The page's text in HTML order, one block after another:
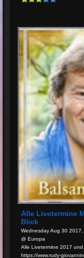
Alle Livetermine
Blick
Wednesday Aug 30
@ Europa
Alle Livetermine 2017
https://www.rudy-